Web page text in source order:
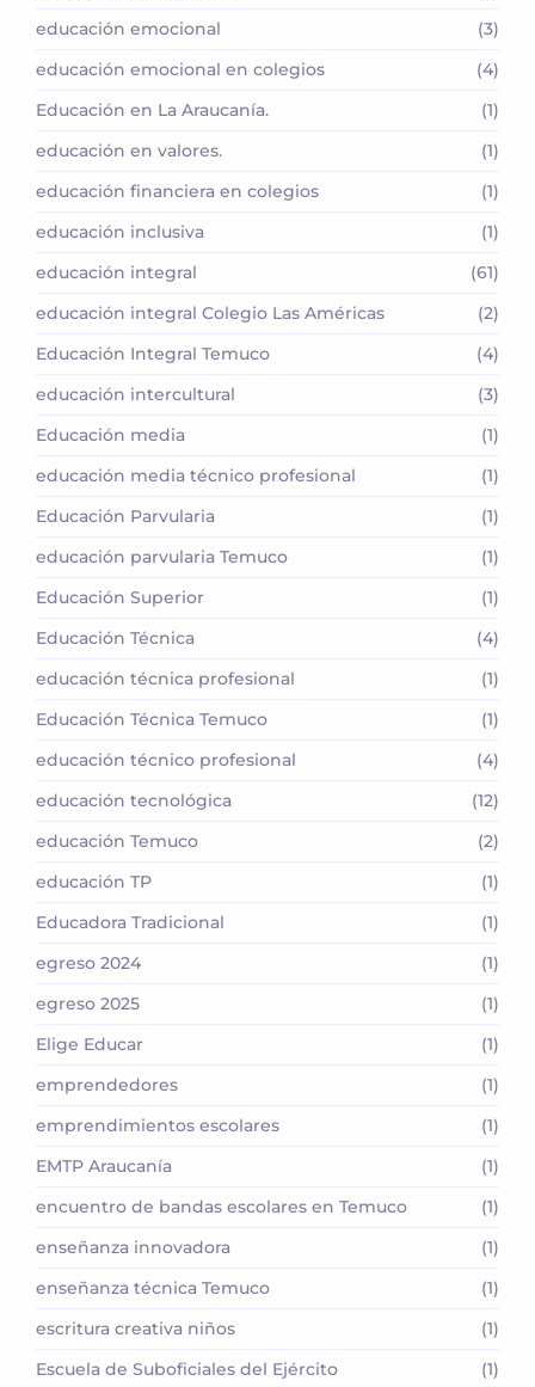
educación emocional
(3)
educación emocional en colegios
(4)
Educación en La Araucanía.
(1)
educación en valores.
(1)
educación financiera en colegios
(1)
educación inclusiva
(1)
educación integral
(61)
educación integral Colegio Las Américas
(2)
Educación Integral Temuco
(4)
educación intercultural
(3)
Educación media
(1)
educación media técnico profesional
(1)
Educación Parvularia
(1)
educación parvularia Temuco
(1)
Educación Superior
(1)
Educación Técnica
(4)
educación técnica profesional
(1)
Educación Técnica Temuco
(1)
educación técnico profesional
(4)
educación tecnológica
(12)
educación Temuco
(2)
educación TP
(1)
Educadora Tradicional
(1)
egreso 2024
(1)
egreso 2025
(1)
Elige Educar
(1)
emprendedores
(1)
emprendimientos escolares
(1)
EMTP Araucanía
(1)
encuentro de bandas escolares en Temuco
(1)
enseñanza innovadora
(1)
enseñanza técnica Temuco
(1)
escritura creativa niños
(1)
Escuela de Suboficiales del Ejército
(1)